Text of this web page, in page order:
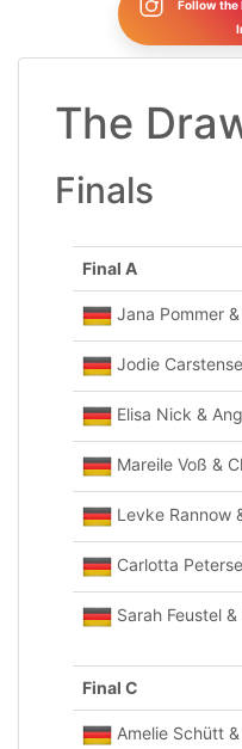
Follow the
The
Finals
Final A
Jana Pommer
Jodie
Elisa Nick &
Mareile Voß &
Levke Rannow
Carlotta
Sarah Feustel
Final C
Amelie Schütt